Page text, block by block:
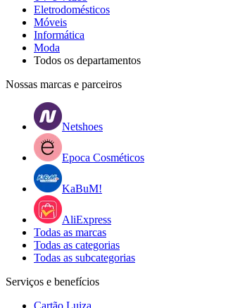
Eletrodomésticos
Móveis
Informática
Moda
Todos os departamentos
Nossas marcas e parceiros
Netshoes
Epoca Cosméticos
KaBuM!
AliExpress
Todas as marcas
Todas as categorias
Todas as subcategorias
Serviços e benefícios
Cartão Luiza